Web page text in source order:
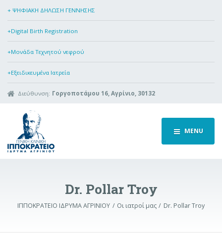
+ ΨΗΦΙΑΚΗ ΔΗΛΩΣΗ ΓΕΝΝΗΣΗΣ
+Digital Birth Registration
+Μονάδα Τεχνητού νεφρού
+Εξειδικευμένα Ιατρεία
Διεύθυνση: Γοργοποτάμου 16, Αγρίνιο, 30132
MENU
Dr. Pollar Troy
ΙΠΠΟΚΡΑΤΕΙΟ ΙΔΡΥΜΑ ΑΓΡΙΝΙΟΥ Οι ιατροί μας Dr. Pollar Troy